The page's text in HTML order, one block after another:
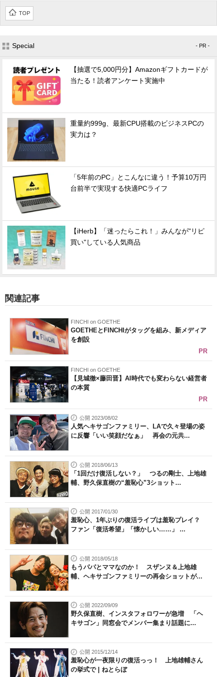
TOP
Special - PR -
【抽選で5,000円分】Amazonギフトカードが
当たる！読者アンケート実施中
重量約999g、最新CPU搭載のビジネスPCの
実力は？
「5年前のPC」とこんなに違う！予算10万円
台前半で実現する快適PCライフ
【iHerb】「迷ったらこれ！」みんなが"リピ
買い"している人気商品
関連記事
FINCHI on GOETHE
GOETHEとFINCHIがタッグを組み、新メディア
を創設
PR
FINCHI on GOETHE
【見城徹×藤田晋】AI時代でも変わらない経営者
の本質
PR
公開 2023/08/02
人気ヘキサゴンファミリー、LAで久々登場の姿
に反響「いい笑顔だなぁ」 再会の元共...
公開 2018/06/13
「1回だけ復活しない？」 つるの剛士、上地雄
輔、野久保直樹の“羞恥心”3ショット...
公開 2017/01/30
羞恥心、1年ぶりの復活ライブは羞恥プレイ？
ファン「復活希望」「懐かしい……」 ...
公開 2018/05/18
もうパパとママなのか！ スザンヌ＆上地雄
輔、ヘキサゴンファミリーの再会ショットが...
公開 2022/09/09
野久保直樹、インスタフォロワーが急増 「ヘ
キサゴン」同窓会でメンバー集まり話題に...
公開 2015/12/14
羞恥心が一夜限りの復活っっ！ 上地雄輔さん
の挙式で | ねとらぼ